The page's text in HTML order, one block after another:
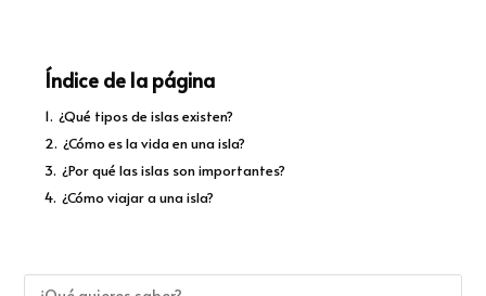
Índice de la página
1. ¿Qué tipos de islas existen?
2. ¿Cómo es la vida en una isla?
3. ¿Por qué las islas son importantes?
4. ¿Cómo viajar a una isla?